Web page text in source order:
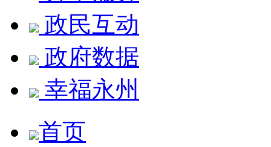
政民互动
政府数据
幸福永州
首页